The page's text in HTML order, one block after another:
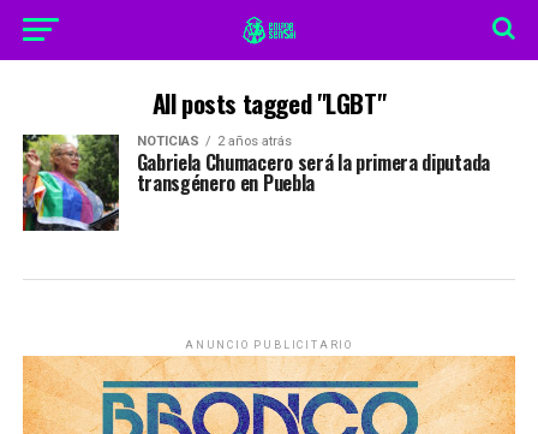
All posts tagged "LGBT"
NOTICIAS 2 años atrás
Gabriela Chumacero será la primera diputada
transgénero en Puebla
ANUNCIO PUBLICITARIO